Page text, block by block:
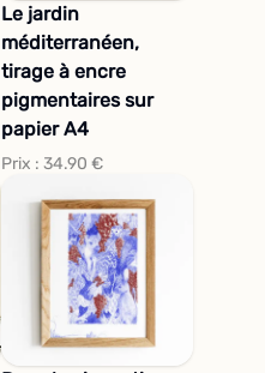
Le jardin
méditerranéen,
tirage à encre
pigmentaires sur
papier A4
Prix : 34.90 €